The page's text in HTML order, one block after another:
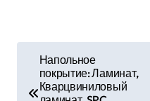
Напольное
покрытие: Ламинат,
Кварцвиниловый